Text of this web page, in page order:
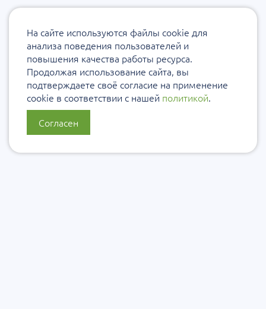
На сайте используются файлы cookie для
анализа поведения пользователей и
повышения качества работы ресурса.
Продолжая использование сайта, вы
подтверждаете своё согласие на применение
cookie в соответствии с нашей политикой.
Согласен